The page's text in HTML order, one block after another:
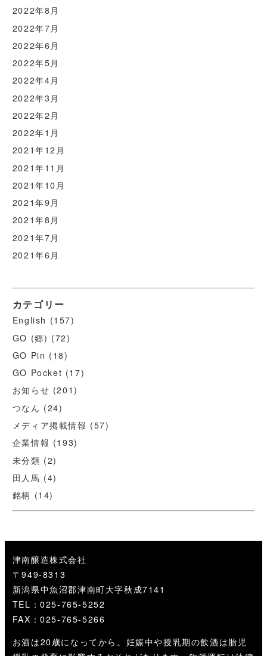
2022年8月
2022年7月
2022年6月
2022年5月
2022年4月
2022年3月
2022年2月
2022年1月
2021年12月
2021年11月
2021年10月
2021年9月
2021年8月
2021年7月
2021年6月
カテゴリー
English (157)
GO (郷) (72)
GO Pin (18)
GO Pocket (17)
お知らせ (201)
つなん (24)
メディア掲載情報 (57)
企業情報 (193)
未分類 (2)
田人馬 (4)
銘柄 (14)
津南醸造株式会社
〒949-8313
新潟県中魚沼郡津南町大字秋成7141
TEL：025-765-5252
FAX：025-765-5266
お酒は20歳になってから。妊娠中や授乳期の飲酒は胎児